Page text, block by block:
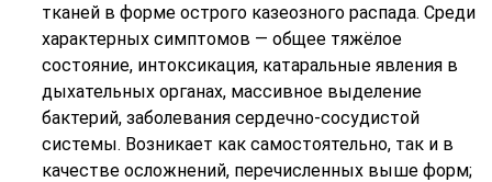
тканей в форме острого казеозного распада. Среди
характерных симптомов — общее тяжёлое
состояние, интоксикация, катаральные явления в
дыхательных органах, массивное выделение
бактерий, заболевания сердечно-сосудистой
системы. Возникает как самостоятельно, так и в
качестве осложнений, перечисленных выше форм;